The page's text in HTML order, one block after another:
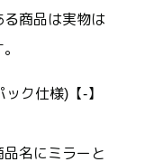
る商品は実物は
ク仕様)【-】
名にミラーと